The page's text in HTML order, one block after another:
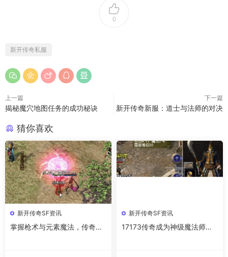
0
新开传奇私服
上一篇
揭秘魔穴地图任务的成功秘诀
下一篇
新开传奇新服：道士与法师的对决
猜你喜欢
新开传奇SF资讯
掌握枪术与元素魔法，传奇战
新开传奇SF资讯
17173传奇成为神级魔法师的